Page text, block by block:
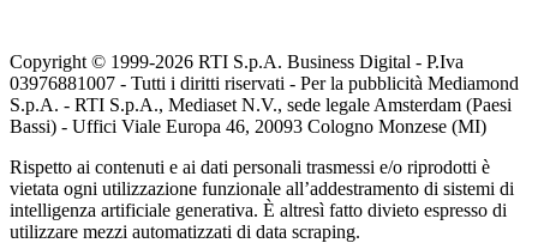
Copyright © 1999-2026 RTI S.p.A. Business Digital - P.Iva
03976881007 - Tutti i diritti riservati - Per la pubblicità Mediamond
S.p.A. - RTI S.p.A., Mediaset N.V., sede legale Amsterdam (Paesi
Bassi) - Uffici Viale Europa 46, 20093 Cologno Monzese (MI)
Rispetto ai contenuti e ai dati personali trasmessi e/o riprodotti è
vietata ogni utilizzazione funzionale all’addestramento di sistemi di
intelligenza artificiale generativa. È altresì fatto divieto espresso di
utilizzare mezzi automatizzati di data scraping.